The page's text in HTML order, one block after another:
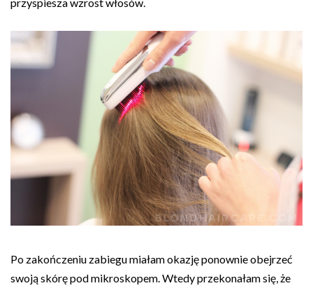
Po zakończeniu zabiegu miałam okazję ponownie obejrzeć
swoją skórę pod mikroskopem. Wtedy przekonałam się, że